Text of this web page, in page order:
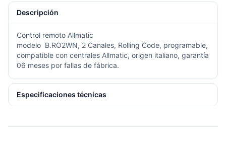
Descripción
Control remoto Allmatic
modelo B.RO2WN, 2 Canales, Rolling Code, programable,
compatible con centrales Allmatic, origen italiano, garantía
06 meses por fallas de fábrica.
Especificaciones técnicas